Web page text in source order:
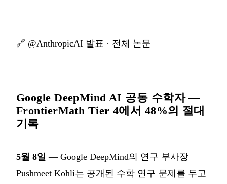
🔗 @AnthropicAI 발표 · 전체 논문
Google DeepMind AI 공동 수학자 —
FrontierMath Tier 4에서 48%의 절대
기록
5월 8일 — Google DeepMind의 연구 부사장
Pushmeet Kohli는 공개된 수학 연구 문제를 두고